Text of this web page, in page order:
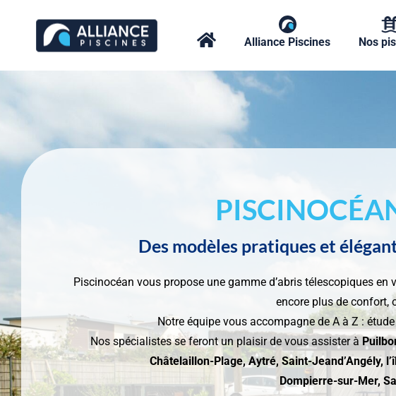
contenu
Alliance Piscines Nos
Des modèles pratiques et
Piscinocéan vous propose une gamme d’abris télescopiques
encore plus de confort,
Notre équipe vous accompagne de A à Z :
Nos spécialistes se feront un plaisir de vous assister à
Châtelaillon-Plage, Aytré, Saint-Jeand’Angély,
Dompierre-sur-Mer,